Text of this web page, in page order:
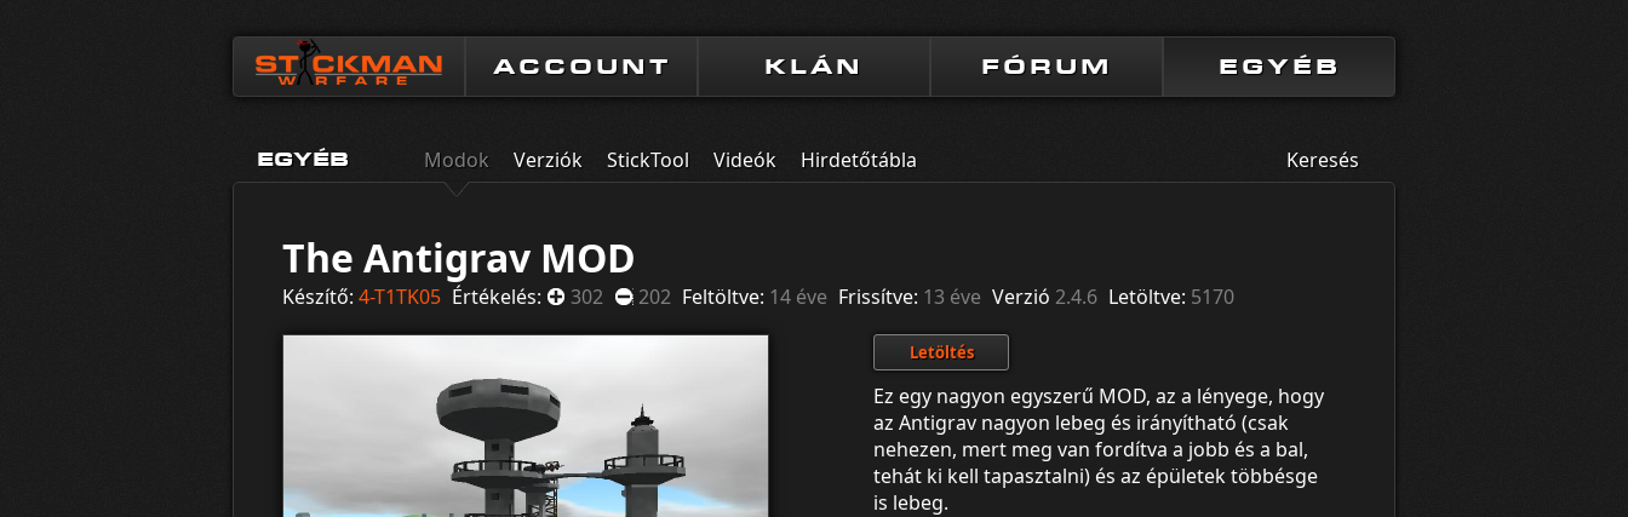
ACCOUNT KLÁN FÓRUM EGYÉB
EGYÉB Modok Verziók StickTool Videók Hirdetőtábla Keresés
The Antigrav MOD
Készítő: 4-T1TK05 Értékelés: 302 202 Feltöltve: 14 éve Frissítve: 13 éve Verzió 2.4.6 Letöltve: 5170
Letöltés
Ez egy nagyon egyszerű MOD, az a lényege, hogy
az Antigrav nagyon lebeg és irányítható (csak
nehezen, mert meg van fordítva a jobb és a bal,
tehát ki kell tapasztalni) és az épületek többésge
is lebeg.